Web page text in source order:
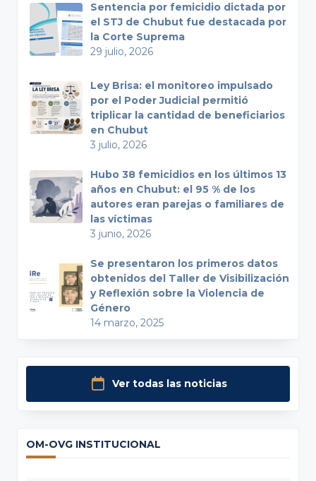
Sentencia por femicidio dictada por
el STJ de Chubut fue destacada por
la Corte Suprema
29 julio, 2026
Ley Brisa: el monitoreo impulsado
por el Poder Judicial permitió
triplicar la cantidad de beneficiarios
en Chubut
3 julio, 2026
Hubo 38 femicidios en los últimos 13
años en Chubut: el 95 % de los
autores eran parejas o familiares de
las víctimas
3 junio, 2026
Se presentaron los primeros datos
obtenidos del Taller de Visibilización
y Reflexión sobre la Violencia de
Género
14 marzo, 2025
Ver todas las noticias
OM-OVG INSTITUCIONAL